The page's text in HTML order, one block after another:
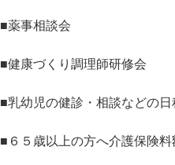
■薬事相談会
■健康づくり調理師研修会
■乳幼児の健診・相談などの日
■６５歳以上の方へ介護保険